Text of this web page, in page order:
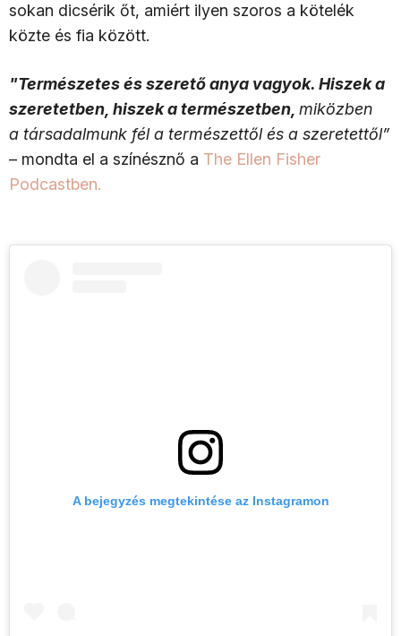
sokan dicsérik őt, amiért ilyen szoros a kötelék
közte és fia között.
"Természetes és szerető anya vagyok. Hiszek a
szeretetben, hiszek a természetben, miközben
a társadalmunk fél a természettől és a szeretettől”
– mondta el a színésznő a The Ellen Fisher
Podcastben.
A bejegyzés megtekintése az Instagramon